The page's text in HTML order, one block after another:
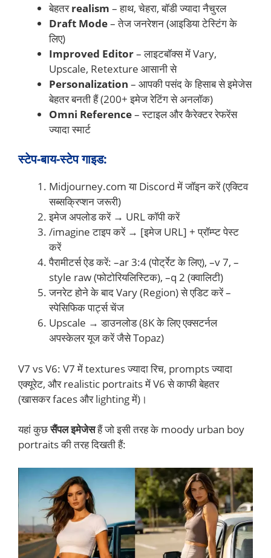
बेहतरrealism – हाथ, चेहरा, बॉडी ज्यादा नैचुरल
Draft Mode– तेज जनरेशन (आइडिया टेस्टिंग के
लिए)
Improved Editor– लाइटबॉक्स में Vary,
Upscale, Retexture आसानी से
Personalization – आपकी पसंद के हिसाब से इमेजेस
बेहतर बनती हैं (200+ इमेज रेटिंग से अनलॉक)
Omni Reference– स्टाइल और कैरेक्टर रेफरेंस
ज्यादा स्मार्ट
स्टेप-बाय-स्टेप गाइड:
Midjourney.com या Discord में जॉइन करें (एक्टिव
सब्सक्रिप्शन जरूरी)
इमेज अपलोड करें → URL कॉपी करें
/imagine टाइप करें → [इमेज URL] + प्रॉम्प्ट पेस्ट
करें
पैरामीटर्स ऐड करें: –ar 3:4 (पोर्ट्रेट के लिए), –v 7, –
style raw (फोटोरियलिस्टिक), –q 2 (क्वालिटी)
जनरेट होने के बाद Vary (Region) से एडिट करें –
स्पेसिफिक पार्ट्स चेंज
Upscale → डाउनलोड (8K के लिए एक्सटर्नल
अपस्केलर यूज करें जैसे Topaz)
V7 vs V6: V7 में textures ज्यादा रिच, prompts ज्यादा
एक्यूरेट, और realistic portraits में V6 से काफी बेहतर
(खासकर faces और lighting में)।
यहां कुछसैंपल इमेजेसहैं जो इसी तरह के moody urban boy
portraits की तरह दिखती हैं: